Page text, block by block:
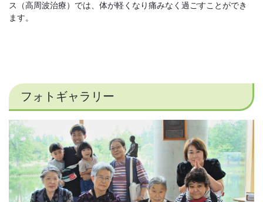
ス（高周波治療）では、体が軽くなり痛みなく過ごすことができ
ます。
フォトギャラリー